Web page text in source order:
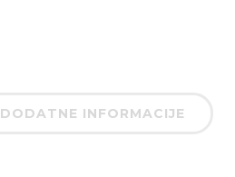
DODATNE INFORMACIJE